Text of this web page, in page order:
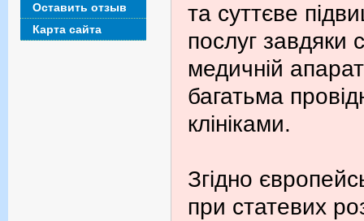
Оставить отзыв
Карта сайта
та суттєве
послуг завдяки
медичній
багатьма
клініками.
Згідно
при статевих